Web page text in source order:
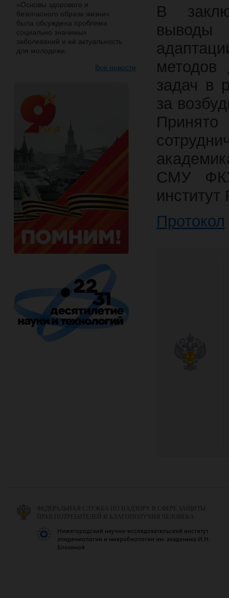
«Основы здорового и
безопасного образа жизни»
была обсуждена проблема
социально значимых
заболеваний и её актуальность
для молодежи.
Все новости
В
выводы
методов
задач в
за
СМУ
Протокол
ФЕДЕРАЛЬНАЯ СЛУЖБА ПО НАДЗОРУ В СФЕРЕ ЗАЩИТЫ
ПРАВ ПОТРЕБИТЕЛЕЙ И БЛАГОПОЛУЧИЯ ЧЕЛОВЕКА
Нижегородский научно-исследовательский институт
эпидемиологии и микробиологии им. академика И.Н.
Блохиной